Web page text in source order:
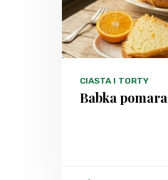
CIASTA I TORTY
Babka